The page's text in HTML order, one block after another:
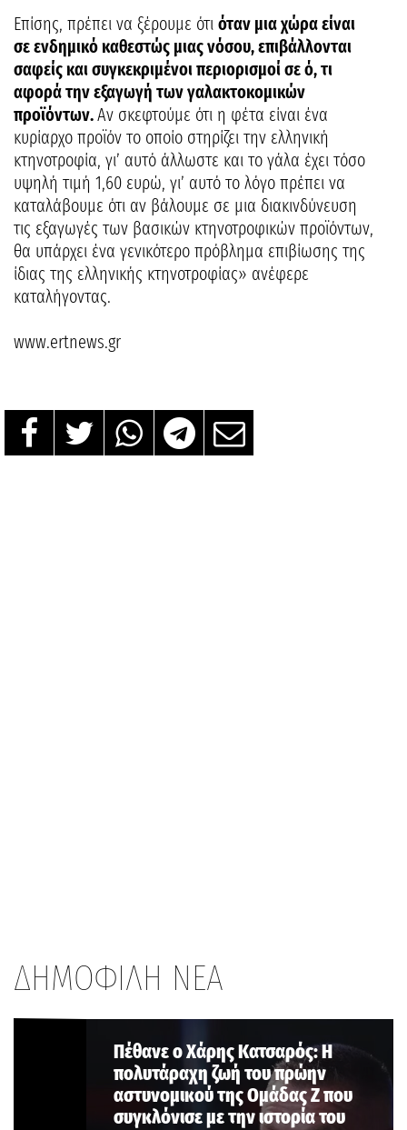
Επίσης, πρέπει να ξέρουμε ότι όταν μια χώρα είναι
σε ενδημικό καθεστώς μιας νόσου, επιβάλλονται
σαφείς και συγκεκριμένοι περιορισμοί σε ό, τι
αφορά την εξαγωγή των γαλακτοκομικών
προϊόντων.Αν σκεφτούμε ότι η φέτα είναι ένα
κυρίαρχο προϊόν το οποίο στηρίζει την ελληνική
κτηνοτροφία, γι’ αυτό άλλωστε και το γάλα έχει τόσο
υψηλή τιμή 1,60 ευρώ, γι’ αυτό το λόγο πρέπει να
καταλάβουμε ότι αν βάλουμε σε μια διακινδύνευση
τις εξαγωγές των βασικών κτηνοτροφικών προϊόντων,
θα υπάρχει ένα γενικότερο πρόβλημα επιβίωσης της
ίδιας της ελληνικής κτηνοτροφίας» ανέφερε
καταλήγοντας.
www.ertnews.gr
ΔΗΜΟΦΙΛΗ ΝΕΑ
Πέθανε ο Χάρης Κατσαρός: Η
πολυτάραχη ζωή του πρώην
αστυνομικού της Ομάδας Ζ που
συγκλόνισε με την ιστορία του